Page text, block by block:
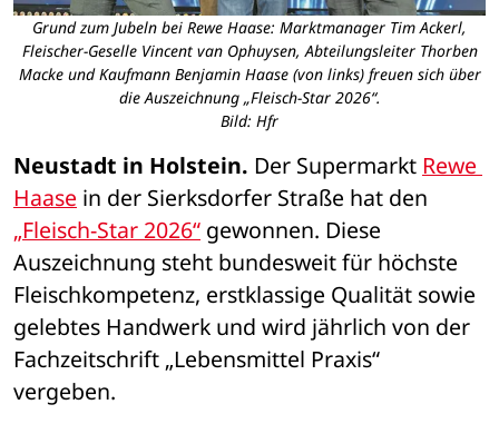
Grund zum Jubeln bei Rewe Haase: Marktmanager Tim Ackerl,
Fleischer-Geselle Vincent van Ophuysen, Abteilungsleiter Thorben
Macke und Kaufmann Benjamin Haase (von links) freuen sich über
die Auszeichnung „Fleisch-Star 2026“.
Bild: Hfr
Neustadt in Holstein. Der Supermarkt Rewe
Haase
„Fleisch-Star 2026“ gewonnen. Diese
Auszeichnung steht bundesweit für höchste
Fleischkompetenz, erstklassige Qualität sowie
gelebtes Handwerk und wird jährlich von der
Fachzeitschrift „Lebensmittel Praxis“
vergeben.